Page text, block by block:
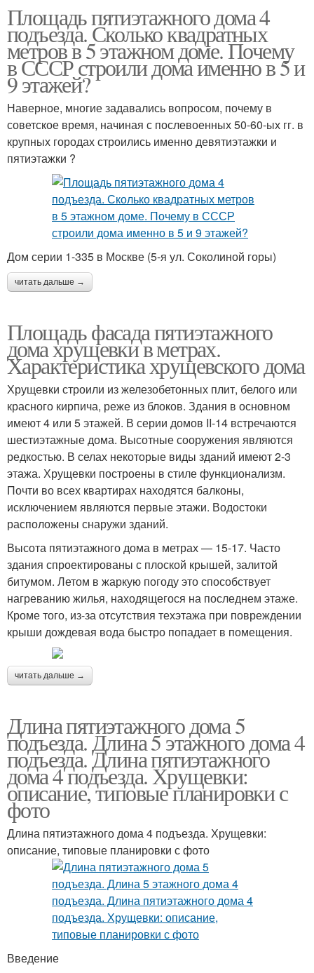
Площадь пятиэтажного дома 4
подъезда. Сколько квадратных
метров в 5 этажном доме. Почему
в СССР строили дома именно в 5 и
9 этажей?
Наверное, многие задавались вопросом, почему в
советское время, начиная с послевоенных 50-60-ых гг. в
крупных городах строились именно девятиэтажки и
пятиэтажки ?
Дом серии 1-335 в Москве (5-я ул. Соколиной горы)
читать дальше →
Площадь фасада пятиэтажного
дома хрущевки в метрах.
Характеристика хрущевского дома
Хрущевки строили из железобетонных плит, белого или
красного кирпича, реже из блоков. Здания в основном
имеют 4 или 5 этажей. В серии домов II-14 встречаются
шестиэтажные дома. Высотные сооружения являются
редкостью. В селах некоторые виды зданий имеют 2-3
этажа. Хрущевки построены в стиле функционализм.
Почти во всех квартирах находятся балконы,
исключением являются первые этажи. Водостоки
расположены снаружи зданий.
Высота пятиэтажного дома в метрах — 15-17. Часто
здания спроектированы с плоской крышей, залитой
битумом. Летом в жаркую погоду это способствует
нагреванию жилья, находящегося на последнем этаже.
Кроме того, из-за отсутствия техэтажа при повреждении
крыши дождевая вода быстро попадает в помещения.
читать дальше →
Длина пятиэтажного дома 5
подъезда. Длина 5 этажного дома 4
подъезда. Длина пятиэтажного
дома 4 подъезда. Хрущевки:
описание, типовые планировки с
фото
Длина пятиэтажного дома 4 подъезда. Хрущевки:
описание, типовые планировки с фото
Введение